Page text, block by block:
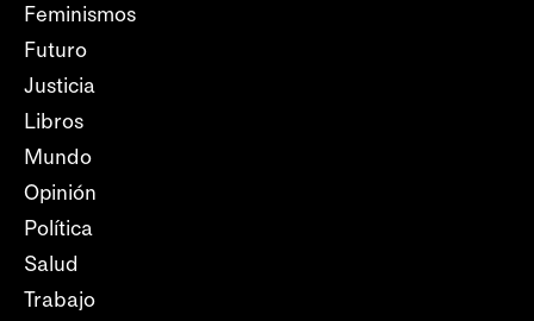
Feminismos
Futuro
Justicia
Libros
Mundo
Opinión
Política
Salud
Trabajo